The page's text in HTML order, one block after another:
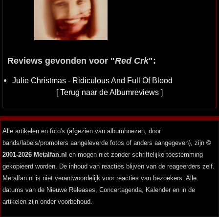
Reviews gevonden voor "Red Crk":
Julie Christmas - Ridiculous And Full Of Blood
[Terug naar de Albumreviews ]
Alle artikelen en foto's (afgezien van albumhoezen, door
bands/labels/promoters aangeleverde fotos of anders aangegeven), zijn ©
2001-2026 Metalfan.nl en mogen niet zonder schriftelijke toestemming
gekopieerd worden. De inhoud van reacties blijven van de reageerders zelf.
Metalfan.nl is niet verantwoordelijk voor reacties van bezoekers. Alle
datums van de Nieuwe Releases, Concertagenda, Kalender en in de
artikelen zijn onder voorbehoud.